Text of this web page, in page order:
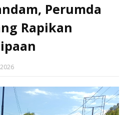
Perumda
Rapikan